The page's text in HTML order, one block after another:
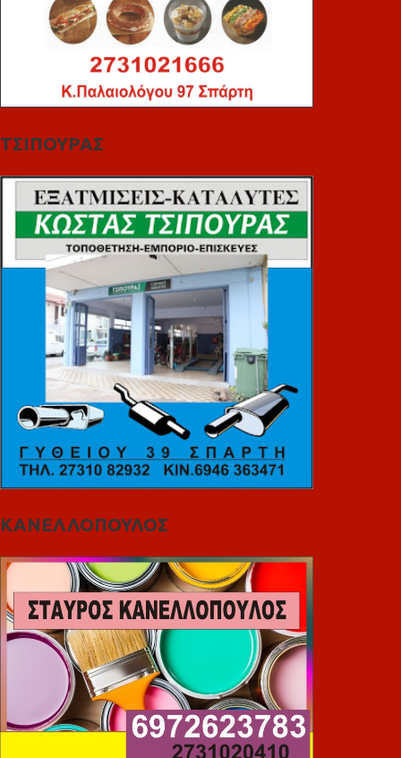
ΤΣΙΠΟΥΡΑΣ
ΚΑΝΕΛΛΟΠΟΥΛΟΣ